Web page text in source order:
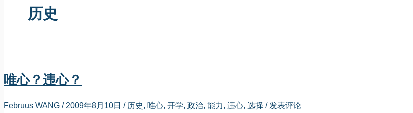
历史
唯心？违心？
Februus WANG / 2009年8月10日 / 历史, 唯心, 开学, 政治, 能力, 违心, 选择 / 发表评论